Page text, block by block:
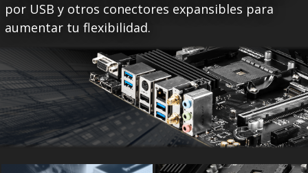
por USB y otros conectores expansibles para
aumentar tu flexibilidad.